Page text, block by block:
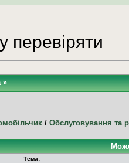
перевіряти
»
/ Обслуговування та
Тема: